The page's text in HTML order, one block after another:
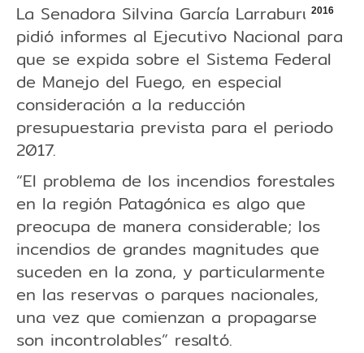
2016
La Senadora Silvina García Larraburu,
pidió informes al Ejecutivo Nacional para
que se expida sobre el Sistema Federal
de Manejo del Fuego, en especial
consideración a la reducción
presupuestaria prevista para el periodo
2017.
“El problema de los incendios forestales
en la región Patagónica es algo que
preocupa de manera considerable; los
incendios de grandes magnitudes que
suceden en la zona, y particularmente
en las reservas o parques nacionales,
una vez que comienzan a propagarse
son incontrolables” resaltó.